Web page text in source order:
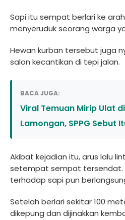
Sapi itu sempat berlari ke
menyeruduk seorang warga
Hewan kurban tersebut juga
salon kecantikan di tepi jalan.
BACA JUGA:
Viral Temuan Mirip Ulat
Lamongan, SPPG Sebut
Akibat kejadian itu, arus lalu
setempat sempat tersendat.
terhadap sapi pun
Setelah berlari sekitar 100
dikepung dan dijinakkan